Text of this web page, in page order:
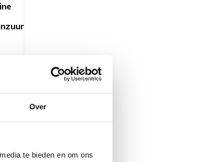
Over
te bieden en om ons